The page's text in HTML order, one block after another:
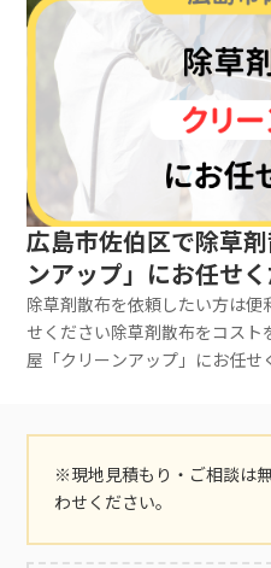
広島市佐伯区で除草
ンアップ」にお任せ
除草剤散布を依頼したい方は
せください除草剤散布をコス
屋「クリーンアップ」にお任
でお気軽にご相談ください。
をつければ良いかわからない
当たりかけている」などと日
※現地見積もり・ご相談は
わせください。